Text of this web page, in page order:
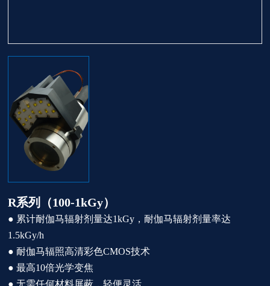
R系列（100-1kGy）
● 累计耐伽马辐射剂量达1kGy，耐伽马辐射剂量率达
1.5kGy/h
● 耐伽马辐照高清彩色CMOS技术
● 最高10倍光学变焦
● 无需任何材料屏蔽，轻便灵活